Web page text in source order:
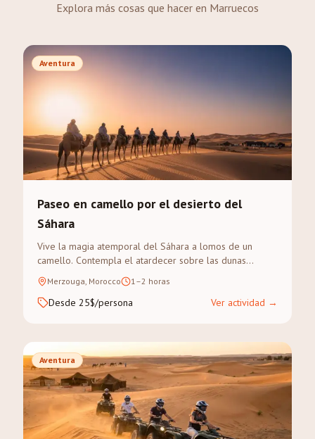
Explora más cosas que hacer en Marruecos
Aventura
Paseo en camello por el desierto del
Sáhara
Vive la magia atemporal del Sáhara a lomos de un
camello. Contempla el atardecer sobre las dunas
doradas del Erg Chebbi en un trek guiado.
Merzouga, Morocco 1–2 horas
Desde 25$/persona Ver actividad →
Aventura